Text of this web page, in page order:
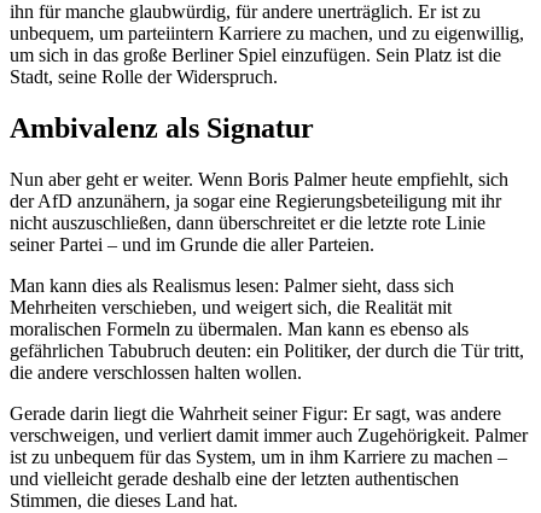
ihn für manche glaubwürdig, für andere unerträglich. Er ist zu
unbequem, um parteiintern Karriere zu machen, und zu eigenwillig,
um sich in das große Berliner Spiel einzufügen. Sein Platz ist die
Stadt, seine Rolle der Widerspruch.
Ambivalenz als Signatur
Nun aber geht er weiter. Wenn Boris Palmer heute empfiehlt, sich
der AfD anzunähern, ja sogar eine Regierungsbeteiligung mit ihr
nicht auszuschließen, dann überschreitet er die letzte rote Linie
seiner Partei – und im Grunde die aller Parteien.
Man kann dies als Realismus lesen: Palmer sieht, dass sich
Mehrheiten verschieben, und weigert sich, die Realität mit
moralischen Formeln zu übermalen. Man kann es ebenso als
gefährlichen Tabubruch deuten: ein Politiker, der durch die Tür tritt,
die andere verschlossen halten wollen.
Gerade darin liegt die Wahrheit seiner Figur: Er sagt, was andere
verschweigen, und verliert damit immer auch Zugehörigkeit. Palmer
ist zu unbequem für das System, um in ihm Karriere zu machen –
und vielleicht gerade deshalb eine der letzten authentischen
Stimmen, die dieses Land hat.